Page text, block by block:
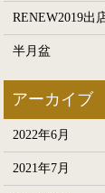
RENEW2019出
半月盆
2022年6月
2021年7月